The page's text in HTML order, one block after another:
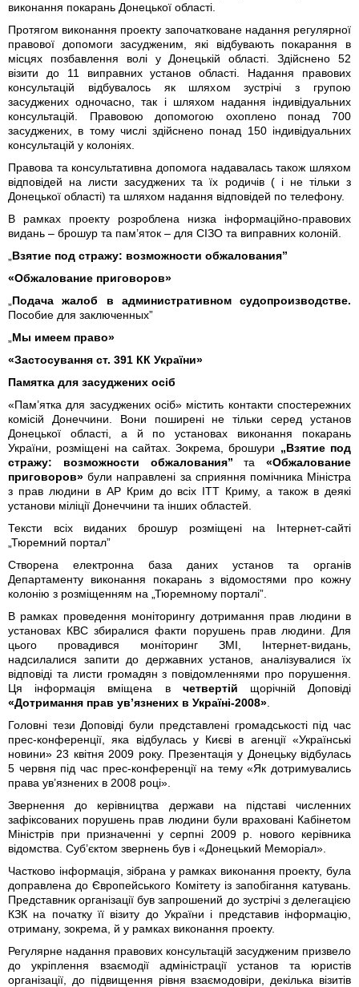
виконання покарань Донецької області.
Протягом виконання проекту започатковане надання регулярної
правової допомоги засудженим, які відбувають покарання в
місцях позбавлення волі у Донецькій області. Здійснено 52
візити до 11 виправних установ області. Надання правових
консультацій відбувалось як шляхом зустрічі з групою
засуджених одночасно, так і шляхом надання індивідуальних
консультацій. Правовою допомогою охоплено понад 700
засуджених, в тому числі здійснено понад 150 індивідуальних
консультацій у колоніях.
Правова та консультативна допомога надавалась також шляхом
відповідей на листи засуджених та їх родичів ( і не тільки з
Донецької області) та шляхом надання відповідей по телефону.
В рамках проекту розроблена низка інформаційно-правових
видань – брошур та пам’яток – для СІЗО та виправних колоній.
Взятие под стражу: возможности обжалования”
«Обжалование приговоров»
Подача жалоб в административном судопроизводстве.
Пособие для заключенных”
Мы имеем право»
«Застосування ст. 391 КК України»
Памятка для засуджених осіб
«Пам’ятка для засуджених осіб» містить контакти спостережних
комісій Донеччини. Вони поширені не тільки серед установ
Донецької області, а й по установах виконання покарань
України, розміщені на сайтах. Зокрема, брошури „Взятие под
стражу: возможности обжалования” та «Обжалование
приговоров»були направлені за сприяння помічника Міністра
з прав людини в АР Крим до всіх ІТТ Криму, а також в деякі
установи міліції Донеччини та інших областей.
Тексти всіх виданих брошур розміщені на Інтернет-сайті
„Тюремний портал”
Створена електронна база даних установ та органів
Департаменту виконання покарань з відомостями про кожну
колонію з розміщенням на „Тюремному порталі”.
В рамках проведення моніторингу дотримання прав людини в
установах КВС збиралися факти порушень прав людини. Для
цього провадився моніторинг ЗМІ, Інтернет-видань,
надсилалися запити до державних установ, аналізувалися їх
відповіді та листи громадян з повідомленнями про порушення.
Ця інформація вміщена вчетвертій щорічній Доповіді
«Дотримання прав ув’язнених в Україні-2008»
Головні тези Доповіді були представлені громадськості під час
прес-конференції, яка відбулась у Києві в агенції «Українські
новини» 23 квітня 2009 року. Презентація у Донецьку відбулась
5 червня під час прес-конференції на тему «Як дотримувались
права ув’язнених в 2008 році».
Звернення до керівництва держави на підставі численних
зафіксованих порушень прав людини були враховані Кабінетом
Міністрів при призначенні у серпні 2009 р. нового керівника
відомства. Суб’єктом звернень був і «Донецький Меморіал».
Частково інформація, зібрана у рамках виконання проекту, була
доправлена до Європейського Комітету із запобігання катувань.
Представник організації був запрошений до зустрічі з делегацією
КЗК на початку її візиту до України і представив інформацію,
отриману, зокрема, й у рамках виконання проекту.
Регулярне надання правових консультацій засудженим призвело
до укріплення взаємодії адміністрації установ та юристів
організації, до підвищення рівня взаємодовіри, декілька візитів